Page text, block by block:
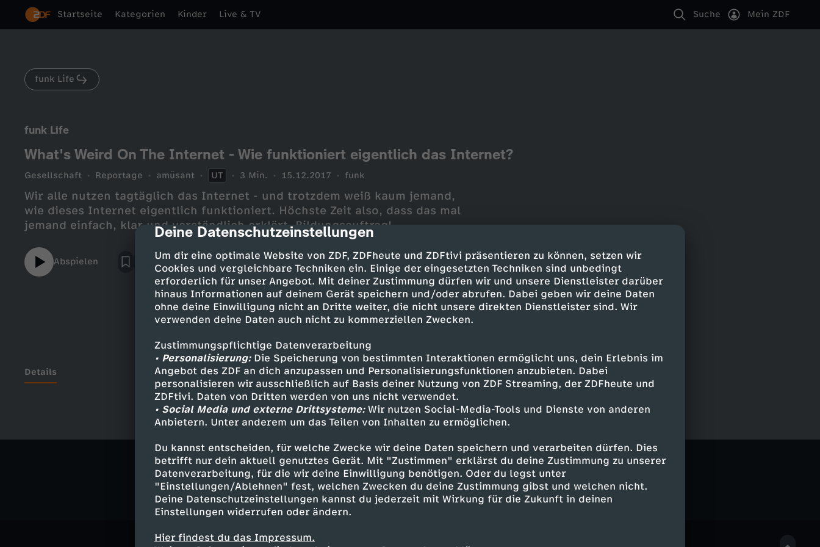
cmp-dialog-description
Deine Datenschutzeinstellungen
Um dir eine optimale Website von ZDF, ZDFheute und ZDFtivi präsentieren zu können, setzen wir
Cookies und vergleichbare Techniken ein. Einige der eingesetzten Techniken sind unbedingt
erforderlich für unser Angebot. Mit deiner Zustimmung dürfen wir und unsere Dienstleister darüber
hinaus Informationen auf deinem Gerät speichern und/oder abrufen. Dabei geben wir deine Daten
ohne deine Einwilligung nicht an Dritte weiter, die nicht unsere direkten Dienstleister sind. Wir
verwenden deine Daten auch nicht zu kommerziellen Zwecken.
Zustimmungspflichtige Datenverarbeitung
• Personalisierung:Die Speicherung von bestimmten Interaktionen ermöglicht uns, dein Erlebnis im
Angebot des ZDF an dich anzupassen und Personalisierungsfunktionen anzubieten. Dabei
personalisieren wir ausschließlich auf Basis deiner Nutzung von ZDF Streaming, der ZDFheute und
ZDFtivi. Daten von Dritten werden von uns nicht verwendet.
• Social Media und externe Drittsysteme:Wir nutzen Social-Media-Tools und Dienste von anderen
Anbietern. Unter anderem um das Teilen von Inhalten zu ermöglichen.
Du kannst entscheiden, für welche Zwecke wir deine Daten speichern und verarbeiten dürfen. Dies
betrifft nur dein aktuell genutztes Gerät. Mit "Zustimmen" erklärst du deine Zustimmung zu unserer
Datenverarbeitung, für die wir deine Einwilligung benötigen. Oder du legst unter
"Einstellungen/Ablehnen" fest, welchen Zwecken du deine Zustimmung gibst und welchen nicht.
Deine Datenschutzeinstellungen kannst du jederzeit mit Wirkung für die Zukunft in deinen
Einstellungen widerrufen oder ändern.
Hier findest du das Impressum.
Startseite Kategorien Kinder Live & TV Suche Mein ZDF
funk Life
funk Life
What's Weird On The Internet - Wie funktioniert eigentlich das Internet?
Gesellschaft Reportage amüsant UT 3 Min. 15.12.2017 funk
Wir alle nutzen tagtäglich das Internet - und trotzdem weiß kaum jemand,
wie dieses Internet eigentlich funktioniert. Höchste Zeit also, dass das mal
jemand einfach, klar und verständlich erklärt. Bildungsauftrag!
Abspielen
Details
Ähnliche Inhalte entdecken
Gesellschaft Reportage amüsant Untertitel funk Life